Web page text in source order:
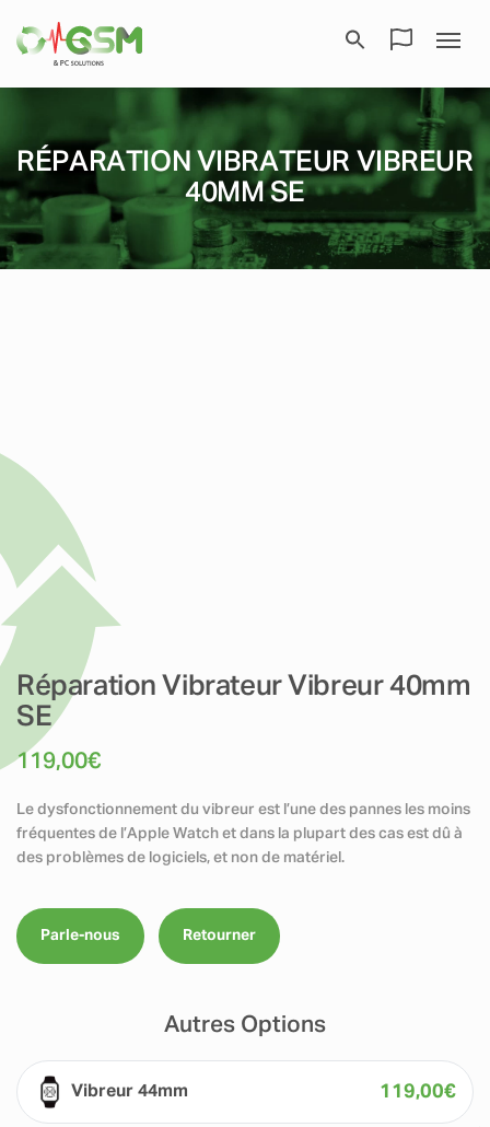
RÉPARATION VIBRATEUR VIBREUR
40MM SE
Réparation Vibrateur Vibreur 40mm
SE
119,00€
Le dysfonctionnement du vibreur est l’une des pannes les moins
fréquentes de l’Apple Watch et dans la plupart des cas est dû à
des problèmes de logiciels, et non de matériel.
Parle-nous Retourner
Autres Options
Vibreur 44mm 119,00€